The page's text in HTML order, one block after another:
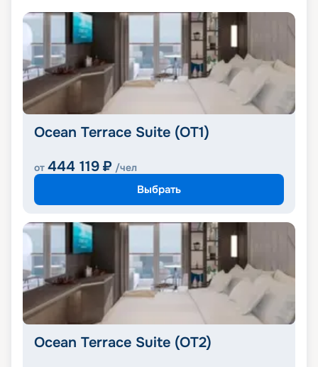
Ocean Terrace Suite (OT1)
от 444 119 ₽ /чел
Выбрать
Ocean Terrace Suite (OT2)